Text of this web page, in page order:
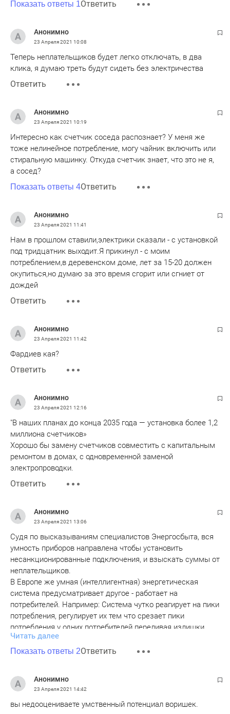
Показать ответы 1Ответить
Анонимно
23 Апреля 2021 10:08
Теперь неплательщиков будет легко отключать, в два
клика, я думаю треть будут сидеть без электричества
Ответить
Анонимно
23 Апреля 2021 10:19
Интересно как счетчик соседа распознает? У меня же
тоже нелинейное потребление, могу чайник включить или
стиральную машинку. Откуда счетчик знает, что это не я,
а сосед?
Показать ответы 4Ответить
Анонимно
23 Апреля 2021 11:41
Нам в прошлом ставили,электрики сказали - с установкой
под тридцатник выходит.Я прикинул - с моим
потреблением,в деревенском доме, лет за 15-20 должен
окупиться,но думаю за это время сгорит или сгниет от
дождей
Ответить
Анонимно
23 Апреля 2021 11:42
Фардиев кая?
Ответить
Анонимно
23 Апреля 2021 12:16
"В наших планах до конца 2035 года — установка более 1,2
миллиона счетчиков»
Хорошо бы замену счетчиков совместить с капитальным
ремонтом в домах, с одновременной заменой
электропроводки.
Ответить
Анонимно
23 Апреля 2021 13:06
Судя по высказываниям специалистов Энергосбыта, вся
умность приборов направлена чтобы установить
несанкционированные подключения, и взыскать суммы от
неплательщиков.
В Европе же умная (интеллигентная) энергетическая
система предусматривает другое - работает на
потребителей. Например: Система чутко реагирует на пики
потребления, регулирует их тем что срезает пики
потребления у одних потребителей переливая излишки
потребления от этих к потребителям с низким
потреблением на момент. Т.е. это вот такое волновое
Читать далее
Показать ответы 2Ответить
Анонимно
23 Апреля 2021 14:42
вы недооцениваете умственный потенциал воришек.